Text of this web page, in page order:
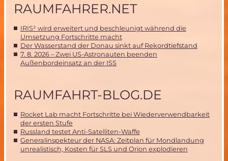
RAUMFAHRER.NET
IRIS² wird erweitert und beschleunigt während die
Umsetzung Fortschritte macht
Der Wasserstand der Donau sinkt auf Rekordtiefstand
7. 8. 2026 – Zwei US-Astronauten beenden
Außenbordeinsatz an der ISS
RAUMFAHRT-BLOG.DE
Rocket Lab macht Fortschritte bei Wiederverwendbarkeit
der ersten Stufe
Russland testet Anti-Satelliten-Waffe
Generalinspekteur der NASA: Zeitplan für Mondlandung
unrealistisch, Kosten für SLS und Orion explodieren